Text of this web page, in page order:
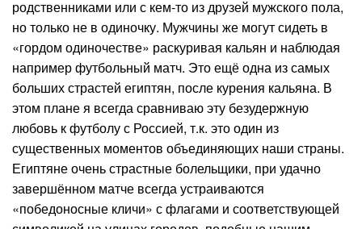
родственниками или с кем-то из друзей мужского пола,
но только не в одиночку. Мужчины же могут сидеть в
«гордом одиночестве» раскуривая кальян и наблюдая
например футбольный матч. Это ещё одна из самых
больших страстей египтян, после курения кальяна. В
этом плане я всегда сравниваю эту безудержную
любовь к футболу с Россией, т.к. это один из
существенных моментов объединяющих наши страны.
Египтяне очень страстные болельщики, при удачно
завершённом матче всегда устраиваются
«победоносные кличи» с флагами и соответствующей